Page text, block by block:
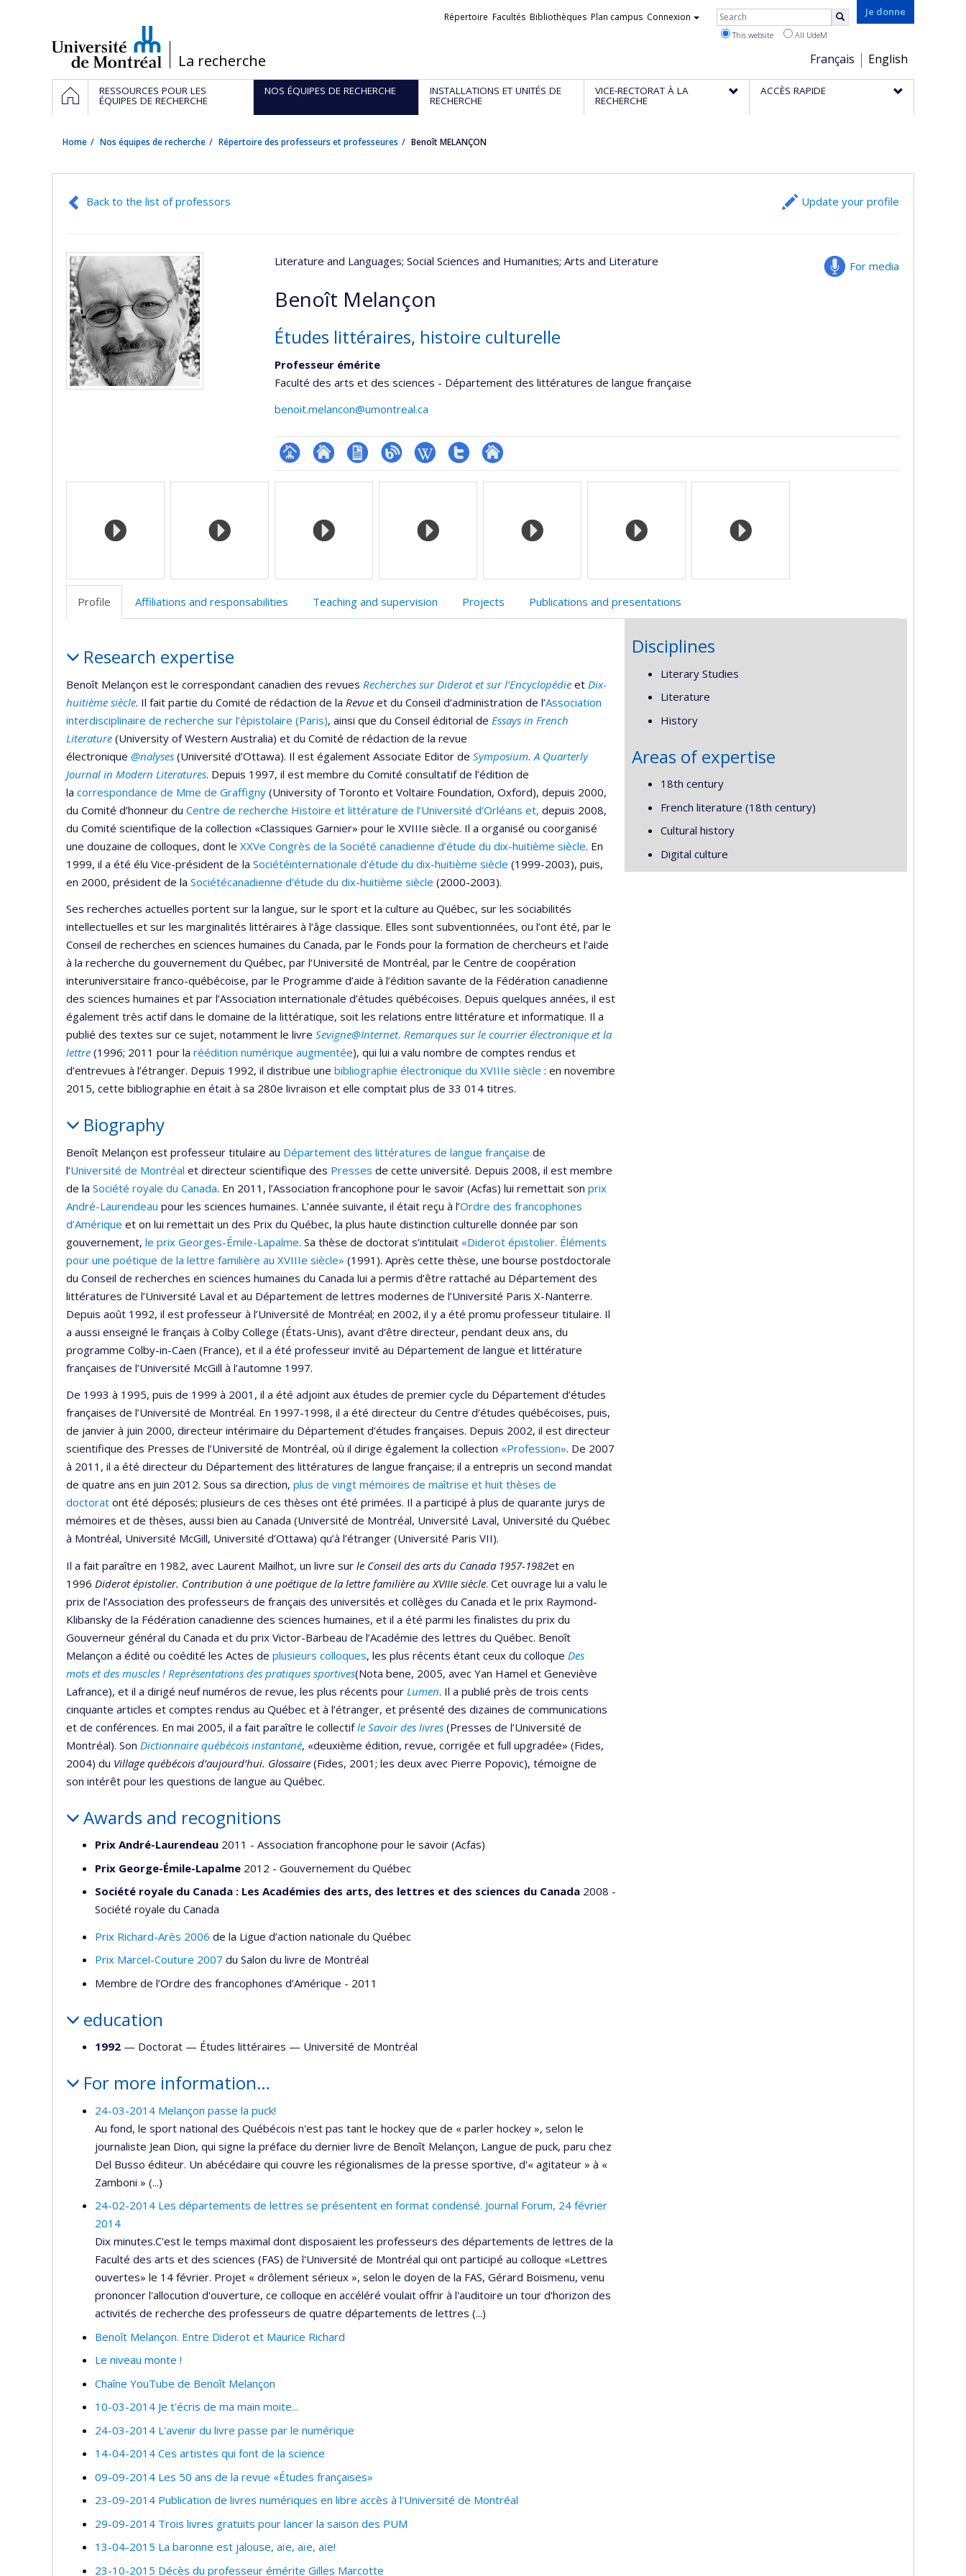
/La recherche
Je donne
Choix
de
la
Français English
Liens
Répertoire Facultés Bibliothèques Plan campus Connexion Rechercher
This website All UdeM
Navigation
principale
HOMERESSOURCES POUR LES
ÉQUIPES DE RECHERCHE
NOS ÉQUIPES DE RECHERCHE INSTALLATIONS ET UNITÉS DE
RECHERCHE
VICE-RECTORAT À LA
RECHERCHE
ACCÈS RAPIDE
Home Nos équipes de recherche Répertoire des professeurs et professeures Benoît MELANÇON
Back to the list of professors Update your profile
For media
Literature and Languages; Social Sciences and Humanities; Arts and Literature
Benoît Melançon
Études littéraires, histoire culturelle
Professeur émérite
Faculté des arts et des sciences - Département des littératures de langue française
benoit.melancon@umontreal.ca
Page Site
l’unité
de
CV BlogueWiki
CompteAutre
Media
Profile Affiliations and responsabilities Teaching and supervision Projects Publications and presentations
Research expertise
Benoît Melançon est le correspondant canadien des revues Recherches sur Diderot et sur l’Encyclopédie et Dix-
huitième siècle. Il fait partie du Comité de rédaction de la Revue et du Conseil d’administration de l’Association
interdisciplinaire de recherche sur l’épistolaire (Paris), ainsi que du Conseil éditorial de Essays in French
Literature (University of Western Australia) et du Comité de rédaction de la revue
électronique @nalyses (Université d’Ottawa). Il est également Associate Editor de Symposium. A Quarterly
Journal in Modern Literatures. Depuis 1997, il est membre du Comité consultatif de l’édition de
la correspondance de Mme de Graffigny (University of Toronto et Voltaire Foundation, Oxford), depuis 2000,
du Comité d’honneur du Centre de recherche Histoire et littérature de l’Université d’Orléans et, depuis 2008,
du Comité scientifique de la collection «Classiques Garnier» pour le XVIIIe siècle. Il a organisé ou coorganisé
une douzaine de colloques, dont le XXVe Congrès de la Société canadienne d’étude du dix-huitième siècle. En
1999, il a été élu Vice-président de la Sociétéinternationale d’étude du dix-huitième siècle (1999-2003), puis,
en 2000, président de la Sociétécanadienne d’étude du dix-huitième siècle (2000-2003).
Ses recherches actuelles portent sur la langue, sur le sport et la culture au Québec, sur les sociabilités
intellectuelles et sur les marginalités littéraires à l’âge classique. Elles sont subventionnées, ou l’ont été, par le
Conseil de recherches en sciences humaines du Canada, par le Fonds pour la formation de chercheurs et l’aide
à la recherche du gouvernement du Québec, par l’Université de Montréal, par le Centre de coopération
interuniversitaire franco-québécoise, par le Programme d’aide à l’édition savante de la Fédération canadienne
des sciences humaines et par l’Association internationale d’études québécoises. Depuis quelques années, il est
également très actif dans le domaine de la littératique, soit les relations entre littérature et informatique. Il a
publié des textes sur ce sujet, notamment le livre Sevigne@Internet. Remarques sur le courrier électronique et la
lettre (1996; 2011 pour la réédition numérique augmentée), qui lui a valu nombre de comptes rendus et
d’entrevues à l’étranger. Depuis 1992, il distribue une bibliographie électronique du XVIIIe siècle : en novembre
2015, cette bibliographie en était à sa 280e livraison et elle comptait plus de 33 014 titres.
Biography
Benoît Melançon est professeur titulaire au Département des littératures de langue française de
l’Université de Montréal et directeur scientifique des Presses de cette université. Depuis 2008, il est membre
de la Société royale du Canada. En 2011, l’Association francophone pour le savoir (Acfas) lui remettait son prix
André-Laurendeau pour les sciences humaines. L’année suivante, il était reçu à l’Ordre des francophones
d’Amérique et on lui remettait un des Prix du Québec, la plus haute distinction culturelle donnée par son
gouvernement, le prix Georges-Émile-Lapalme. Sa thèse de doctorat s’intitulait «Diderot épistolier. Éléments
pour une poétique de la lettre familière au XVIIIe siècle» (1991). Après cette thèse, une bourse postdoctorale
du Conseil de recherches en sciences humaines du Canada lui a permis d’être rattaché au Département des
littératures de l’Université Laval et au Département de lettres modernes de l’Université Paris X-Nanterre.
Depuis août 1992, il est professeur à l’Université de Montréal; en 2002, il y a été promu professeur titulaire. Il
a aussi enseigné le français à Colby College (États-Unis), avant d’être directeur, pendant deux ans, du
programme Colby-in-Caen (France), et il a été professeur invité au Département de langue et littérature
françaises de l’Université McGill à l’automne 1997.
De 1993 à 1995, puis de 1999 à 2001, il a été adjoint aux études de premier cycle du Département d’études
françaises de l’Université de Montréal. En 1997-1998, il a été directeur du Centre d’études québécoises, puis,
de janvier à juin 2000, directeur intérimaire du Département d’études françaises. Depuis 2002, il est directeur
scientifique des Presses de l’Université de Montréal, où il dirige également la collection «Profession». De 2007
à 2011, il a été directeur du Département des littératures de langue française; il a entrepris un second mandat
de quatre ans en juin 2012. Sous sa direction, plus de vingt mémoires de maîtrise et huit thèses de
doctorat ont été déposés; plusieurs de ces thèses ont été primées. Il a participé à plus de quarante jurys de
mémoires et de thèses, aussi bien au Canada (Université de Montréal, Université Laval, Université du Québec
à Montréal, Université McGill, Université d’Ottawa) qu’à l’étranger (Université Paris VII).
Il a fait paraître en 1982, avec Laurent Mailhot, un livre sur le Conseil des arts du Canada 1957-1982et en
1996 Diderot épistolier. Contribution à une poétique de la lettre familière au XVIIIe siècle. Cet ouvrage lui a valu le
prix de l’Association des professeurs de français des universités et collèges du Canada et le prix Raymond-
Klibansky de la Fédération canadienne des sciences humaines, et il a été parmi les finalistes du prix du
Gouverneur général du Canada et du prix Victor-Barbeau de l’Académie des lettres du Québec. Benoît
Melançon a édité ou coédité les Actes de plusieurs colloques, les plus récents étant ceux du colloque Des
mots et des muscles ! Représentations des pratiques sportives(Nota bene, 2005, avec Yan Hamel et Geneviève
Lafrance), et il a dirigé neuf numéros de revue, les plus récents pour Lumen. Il a publié près de trois cents
cinquante articles et comptes rendus au Québec et à l’étranger, et présenté des dizaines de communications
et de conférences. En mai 2005, il a fait paraître le collectifle Savoir des livres (Presses de l’Université de
Montréal). Son Dictionnaire québécois instantané, «deuxième édition, revue, corrigée et full upgradée» (Fides,
2004) du Village québécois d’aujourd’hui. Glossaire (Fides, 2001; les deux avec Pierre Popovic), témoigne de
son intérêt pour les questions de langue au Québec.
Awards and recognitions
Prix André-Laurendeau 2011 - Association francophone pour le savoir (Acfas)
Prix George-Émile-Lapalme 2012 - Gouvernement du Québec
Société royale du Canada : Les Académies des arts, des lettres et des sciences du Canada 2008 -
Société royale du Canada
Prix Richard-Arès 2006 de la Ligue d’action nationale du Québec
Prix Marcel-Couture 2007 du Salon du livre de Montréal
Membre de l’Ordre des francophones d’Amérique - 2011
education
1992 — Doctorat — Études littéraires — Université de Montréal
For more information…
24-03-2014 Melançon passe la puck!
Au fond, le sport national des Québécois n'est pas tant le hockey que de « parler hockey », selon le
journaliste Jean Dion, qui signe la préface du dernier livre de Benoît Melançon, Langue de puck, paru chez
Del Busso éditeur. Un abécédaire qui couvre les régionalismes de la presse sportive, d'« agitateur » à «
Zamboni » (...)
24-02-2014 Les départements de lettres se présentent en format condensé. Journal Forum, 24 février
2014
Dix minutes.C'est le temps maximal dont disposaient les professeurs des départements de lettres de la
Faculté des arts et des sciences (FAS) de l'Université de Montréal qui ont participé au colloque «Lettres
ouvertes» le 14 février. Projet « drôlement sérieux », selon le doyen de la FAS, Gérard Boismenu, venu
prononcer l'allocution d'ouverture, ce colloque en accéléré voulait offrir à l'auditoire un tour d'horizon des
activités de recherche des professeurs de quatre départements de lettres (...)
Benoît Melançon. Entre Diderot et Maurice Richard
Le niveau monte !
Chaîne YouTube de Benoît Melançon
10-03-2014 Je t'écris de ma main moite...
24-03-2014 L'avenir du livre passe par le numérique
14-04-2014 Ces artistes qui font de la science
09-09-2014 Les 50 ans de la revue «Études françaises»
23-09-2014 Publication de livres numériques en libre accès à l'Université de Montréal
29-09-2014 Trois livres gratuits pour lancer la saison des PUM
13-04-2015 La baronne est jalouse, aïe, aïe, aïe!
23-10-2015 Décès du professeur émérite Gilles Marcotte
Disciplines
Literary Studies
Literature
History
Areas of expertise
18th century
French literature (18th century)
Cultural history
Digital culture